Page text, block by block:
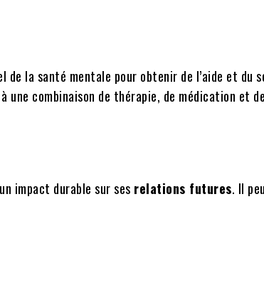
la santé mentale pour obtenir de l’aide et du
une combinaison de thérapie, de médication et de
impact durable sur ses relations futures. Il